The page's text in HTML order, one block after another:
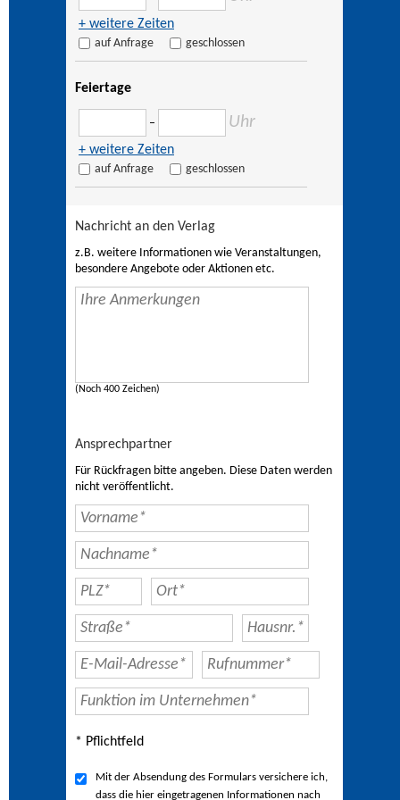
+ weitere Zeiten
auf Anfrage geschlossen
Feiertage
– Uhr
+ weitere Zeiten
auf Anfrage geschlossen
Nachricht an den Verlag
z.B. weitere Informationen wie Veranstaltungen,
besondere Angebote oder Aktionen etc.
(Noch 400 Zeichen)
Ansprechpartner
Für Rückfragen bitte angeben. Diese Daten werden
nicht veröffentlicht.
* Pflichtfeld
Mit der Absendung des Formulars versichere ich,
dass die hier eingetragenen Informationen nach